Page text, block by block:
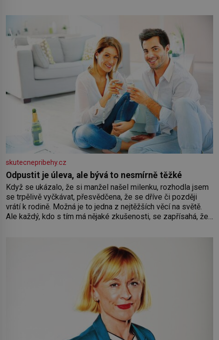
koloběžce a den zakončit poznáváním památek ve Velkých
skutecnepribehy.cz
Odpustit je úleva, ale bývá to nesmírně těžké
Když se ukázalo, že si manžel našel milenku, rozhodla jsem
se trpělivě vyčkávat, přesvědčena, že se dříve či později
vrátí k rodině. Možná je to jedna z nejtěžších věcí na světě.
Ale každý, kdo s tím má nějaké zkušenosti, se zapřísahá, že